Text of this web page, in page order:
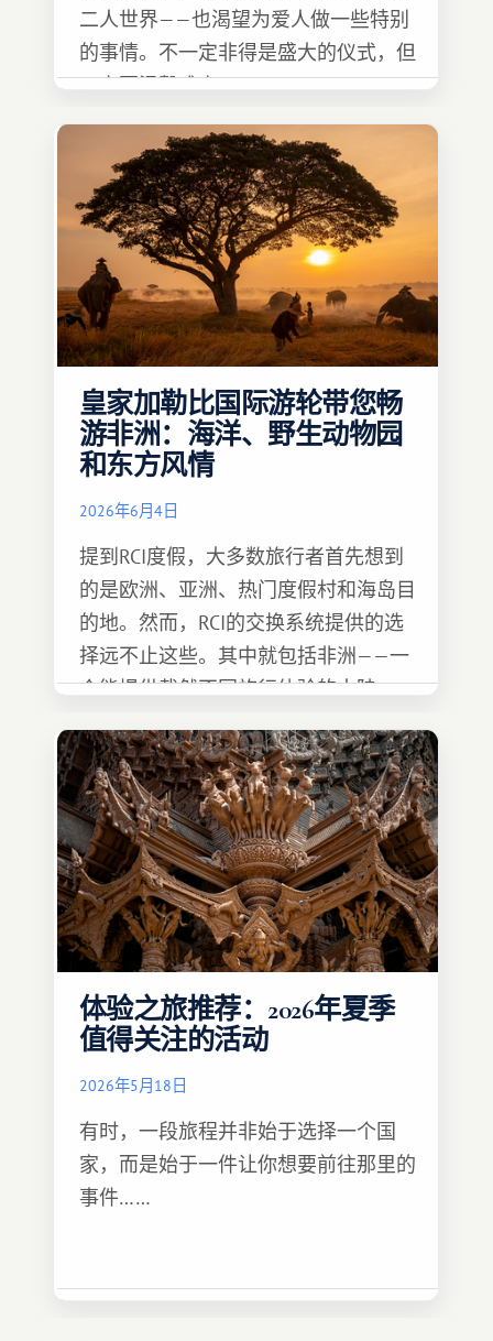
二人世界——也渴望为爱人做一些特别
的事情。不一定非得是盛大的仪式，但
一定要温馨难忘 :)
皇家加勒比国际游轮带您畅
游非洲：海洋、野生动物园
和东方风情
2026年6月4日
提到RCI度假，大多数旅行者首先想到
的是欧洲、亚洲、热门度假村和海岛目
的地。然而，RCI的交换系统提供的选
择远不止这些。其中就包括非洲——一
个能提供截然不同旅行体验的大陆。
体验之旅推荐：2026年夏季
值得关注的活动
2026年5月18日
有时，一段旅程并非始于选择一个国
家，而是始于一件让你想要前往那里的
事件……